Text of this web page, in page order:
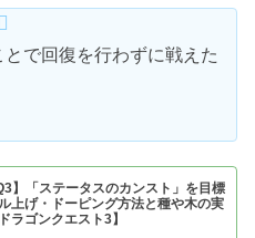
で回復を行わずに戦えた
】「ステータスのカンスト」を目標
上げ・ドーピング方法と種や木の実
ラゴンクエスト3】